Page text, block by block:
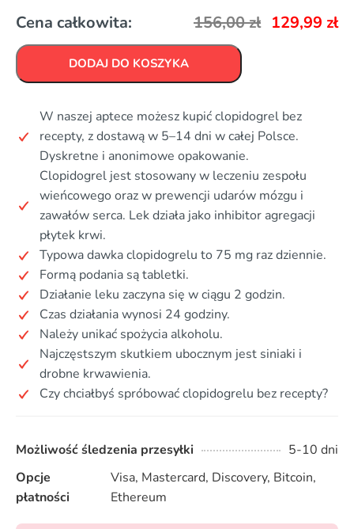
Cena całkowita: 156,00zł 129,99 zł
DODAJ DO KOSZYKA
W naszej aptece możesz kupić clopidogrel bez
recepty, z dostawą w 5–14 dni w całej Polsce.
Dyskretne i anonimowe opakowanie.
Clopidogrel jest stosowany w leczeniu zespołu
wieńcowego oraz w prewencji udarów mózgu i
zawałów serca. Lek działa jako inhibitor agregacji
płytek krwi.
Typowa dawka clopidogrelu to 75 mg raz dziennie.
Formą podania są tabletki.
Działanie leku zaczyna się w ciągu 2 godzin.
Czas działania wynosi 24 godziny.
Należy unikać spożycia alkoholu.
Najczęstszym skutkiem ubocznym jest siniaki i
drobne krwawienia.
Czy chciałbyś spróbować clopidogrelu bez recepty?
Możliwość śledzenia przesyłki
5-10 dni
Opcje
płatności
Visa, Mastercard, Discovery, Bitcoin,
Ethereum